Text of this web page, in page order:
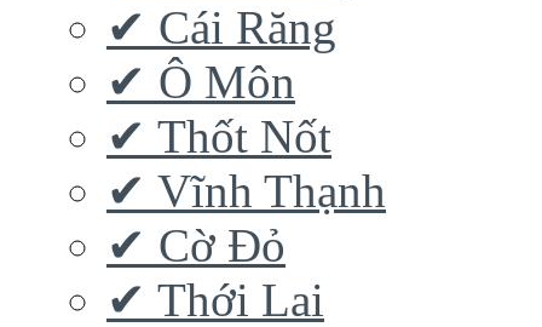
✔ Cái Răng
✔ Ô Môn
✔ Thốt Nốt
✔ Vĩnh Thạnh
✔ Cờ Đỏ
✔ Thới Lai